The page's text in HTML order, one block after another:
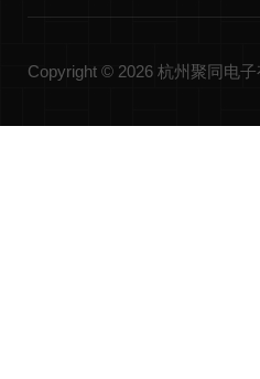
Copyright © 2026 杭州聚同电